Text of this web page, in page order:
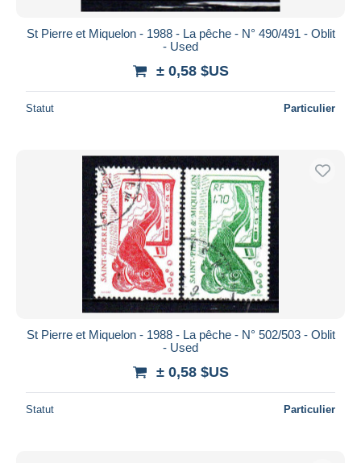
iDeal
Appliquer
St Pierre et Miquelon - 1988 - La pêche - N° 490/491 - Oblit
- Used
± 0,58 $US
Statut Particulier
St Pierre et Miquelon - 1988 - La pêche - N° 502/503 - Oblit
- Used
± 0,58 $US
Statut Particulier